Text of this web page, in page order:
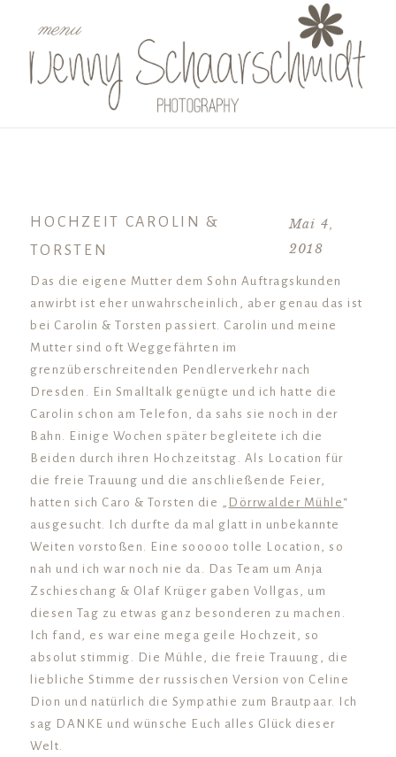
menu
HOCHZEIT CAROLIN &
TORSTEN
Mai 4,
2018
Das die eigene Mutter dem Sohn Auftragskunden
anwirbt ist eher unwahrscheinlich, aber genau das ist
bei Carolin & Torsten passiert. Carolin und meine
Mutter sind oft Weggefährten im
grenzüberschreitenden Pendlerverkehr nach
Dresden. Ein Smalltalk genügte und ich hatte die
Carolin schon am Telefon, da sahs sie noch in der
Bahn. Einige Wochen später begleitete ich die
Beiden durch ihren Hochzeitstag. Als Location für
die freie Trauung und die anschließende Feier,
hatten sich Caro & Torsten die „ Dörrwalder Mühle “
ausgesucht. Ich durfte da mal glatt in unbekannte
Weiten vorstoßen. Eine sooooo tolle Location, so
nah und ich war noch nie da. Das Team um Anja
Zschieschang & Olaf Krüger gaben Vollgas, um
diesen Tag zu etwas ganz besonderen zu machen.
Ich fand, es war eine mega geile Hochzeit, so
absolut stimmig. Die Mühle, die freie Trauung, die
liebliche Stimme der russischen Version von Celine
Dion und natürlich die Sympathie zum Brautpaar. Ich
sag DANKE und wünsche Euch alles Glück dieser
Welt.